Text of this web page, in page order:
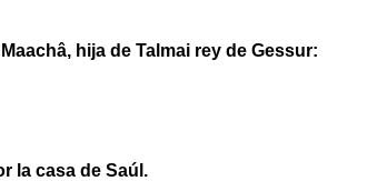
hija de Talmai rey de Gessur:
la casa de Saúl.